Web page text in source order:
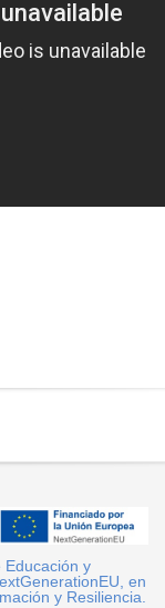
Educación y
en
y Resiliencia.